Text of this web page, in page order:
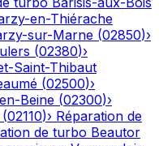
en-Thiérache
sur-Marne (02850)›
(02380)›
Saint-Thibaut
(02500)›
Beine (02300)›
(02110)› Réparation de
de turbo Beautor